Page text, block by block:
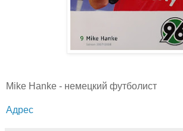
Mike Hanke - немецкий футболист
Адрес